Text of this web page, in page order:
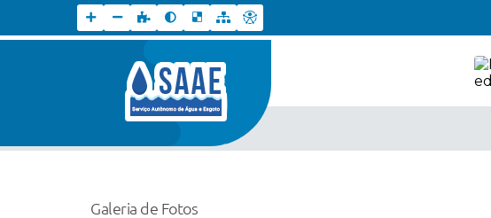
Galeria de Fotos